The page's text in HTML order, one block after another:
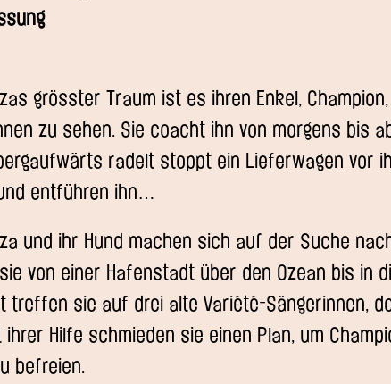
grösster Traum ist es ihren Enkel,
zu sehen. Sie coacht ihn von morgens bis
radelt stoppt ein Lieferwagen vor
entführen ihn…
und ihr Hund machen sich auf der Suche
von einer Hafenstadt über den Ozean bis in
treffen sie auf drei alte Variété-Sängerinnen,
ihrer Hilfe schmieden sie einen Plan, um
befreien.